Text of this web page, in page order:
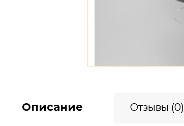
Описание Отзывы (0)